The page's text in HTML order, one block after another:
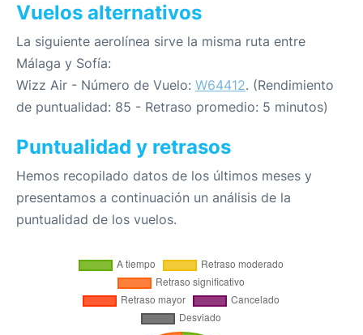
Vuelos alternativos
La siguiente aerolínea sirve la misma ruta entre
Málaga y Sofía:
Wizz Air - Número de Vuelo: W64412. (Rendimiento
de puntualidad: 85 - Retraso promedio: 5 minutos)
Puntualidad y retrasos
Hemos recopilado datos de los últimos meses y
presentamos a continuación un análisis de la
puntualidad de los vuelos.